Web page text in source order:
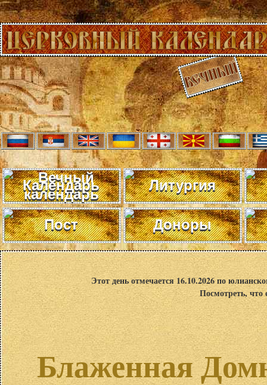
Календарь Литургия
Пост Доноры
Этот день отмечается 16.10.2026 по
Посмотреть,
Блаженная